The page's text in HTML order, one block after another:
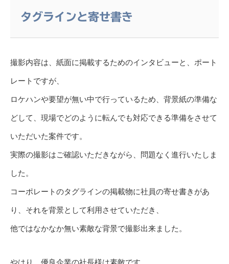
タグラインと寄せ書き
撮影内容は、紙面に掲載するためのインタビューと、ポート
レートですが、
ロケハンや要望が無い中で行っているため、背景紙の準備な
どして、現場でどのように転んでも対応できる準備をさせて
いただいた案件です。
実際の撮影はご確認いただきながら、問題なく進行いたしま
した。
コーポレートのタグラインの掲載物に社員の寄せ書きがあ
り、それを背景として利用させていただき、
他ではなかなか無い素敵な背景で撮影出来ました。